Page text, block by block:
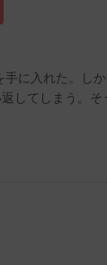
に入れた。し
してしまう。そ